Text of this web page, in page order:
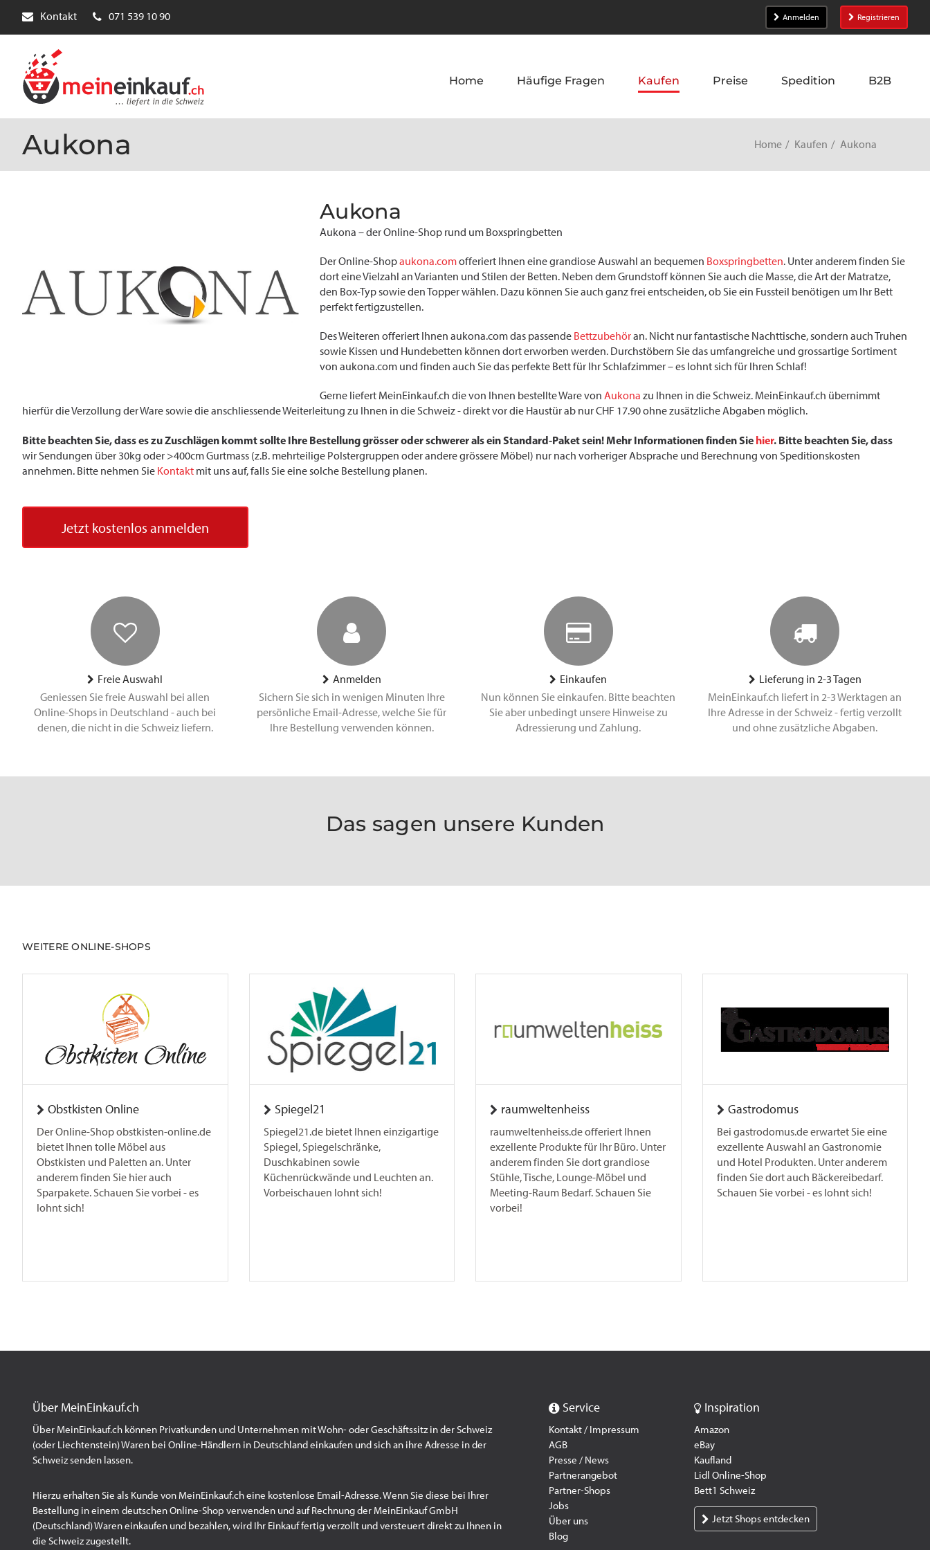
Kontakt 071 539 10 90 Anmelden Registrieren
Home Häufige Fragen Kaufen Preise Spedition B2B
Aukona Home Kaufen Aukona
Aukona
Aukona – der Online-Shop rund um Boxspringbetten
Der Online-Shopaukona.comofferiert Ihnen eine grandiose Auswahl an bequemen Boxspringbetten. Unter anderem finden Sie
dort eine Vielzahl an Varianten und Stilen der Betten. Neben dem Grundstoff können Sie auch die Masse, die Art der Matratze,
den Box-Typ sowie den Topper wählen. Dazu können Sie auch ganz frei entscheiden, ob Sie ein Fussteil benötigen um Ihr Bett
perfekt fertigzustellen.
Des Weiteren offeriert Ihnen aukona.com das passende Bettzubehöran. Nicht nur fantastische Nachttische, sondern auch Truhen
sowie Kissen und Hundebetten können dort erworben werden. Durchstöbern Sie das umfangreiche und grossartige Sortiment
von aukona.com und finden auch Sie das perfekte Bett für Ihr Schlafzimmer – es lohnt sich für Ihren Schlaf!
Gerne liefert MeinEinkauf.ch die von Ihnen bestellte Ware von Aukona zu Ihnen in die Schweiz. MeinEinkauf.ch übernimmt
hierfür die Verzollung der Ware sowie die anschliessende Weiterleitung zu Ihnen in die Schweiz - direkt vor die Haustür ab nur CHF 17.90 ohne zusätzliche Abgaben möglich.
Bitte beachten Sie, dass es zu Zuschlägen kommt sollte Ihre Bestellung grösser oder schwerer als ein Standard-Paket sein! Mehr Informationen finden Sie hier. Bitte beachten Sie, dass
wir Sendungen über 30kg oder >400cm Gurtmass (z.B. mehrteilige Polstergruppen oder andere grössere Möbel) nur nach vorheriger Absprache und Berechnung von Speditionskosten
annehmen. Bitte nehmen Sie Kontakt mit uns auf, falls Sie eine solche Bestellung planen.
Jetzt kostenlos anmelden
Freie Auswahl
Geniessen Sie freie Auswahl bei allen
Online-Shops in Deutschland - auch bei
denen, die nicht in die Schweiz liefern.
Anmelden
Sichern Sie sich in wenigen Minuten Ihre
persönliche Email-Adresse, welche Sie für
Ihre Bestellung verwenden können.
Einkaufen
Nun können Sie einkaufen. Bitte beachten
Sie aber unbedingt unsere Hinweise zu
Adressierung und Zahlung.
Lieferung in 2-3 Tagen
MeinEinkauf.ch liefert in 2-3 Werktagen an
Ihre Adresse in der Schweiz - fertig verzollt
und ohne zusätzliche Abgaben.
Das sagen unsere Kunden
WEITERE ONLINE-SHOPS
Obstkisten Online
Der Online-Shop obstkisten-online.de
bietet Ihnen tolle Möbel aus
Obstkisten und Paletten an. Unter
anderem finden Sie hier auch
Sparpakete. Schauen Sie vorbei - es
lohnt sich!
Spiegel21
Spiegel21.de bietet Ihnen einzigartige
Spiegel, Spiegelschränke,
Duschkabinen sowie
Küchenrückwände und Leuchten an.
Vorbeischauen lohnt sich!
raumweltenheiss
raumweltenheiss.de offeriert Ihnen
exzellente Produkte für Ihr Büro. Unter
anderem finden Sie dort grandiose
Stühle, Tische, Lounge-Möbel und
Meeting-Raum Bedarf. Schauen Sie
vorbei!
Gastrodomus
Bei gastrodomus.de erwartet Sie eine
exzellente Auswahl an Gastronomie
und Hotel Produkten. Unter anderem
finden Sie dort auch Bäckereibedarf.
Schauen Sie vorbei - es lohnt sich!
Über MeinEinkauf.ch
Über MeinEinkauf.ch können Privatkunden und Unternehmen mit Wohn- oder Geschäftssitz in der Schweiz
(oder Liechtenstein) Waren bei Online-Händlern in Deutschland einkaufen und sich an ihre Adresse in der
Schweiz senden lassen.
Hierzu erhalten Sie als Kunde von MeinEinkauf.ch eine kostenlose Email-Adresse. Wenn Sie diese bei Ihrer
Bestellung in einem deutschen Online-Shop verwenden und auf Rechnung der MeinEinkauf GmbH
(Deutschland) Waren einkaufen und bezahlen, wird Ihr Einkauf fertig verzollt und versteuert direkt zu Ihnen in
die Schweiz zugestellt.
Service
Kontakt / Impressum
AGB
Presse / News
Partnerangebot
Partner-Shops
Jobs
Über uns
Blog
Inspiration
Amazon
eBay
Kaufland
Lidl Online-Shop
Bett1 Schweiz
Jetzt Shops entdecken